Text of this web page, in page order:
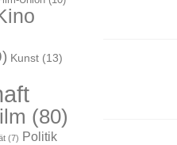
Kunst (13)
(80)
(7) Politik